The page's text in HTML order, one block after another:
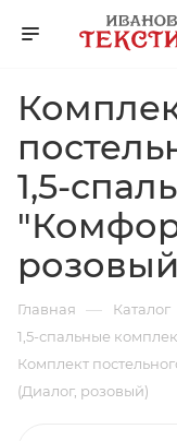
1,5-
Главная — Каталог
1,5-спальные
Комплект
(Диалог, розовый)